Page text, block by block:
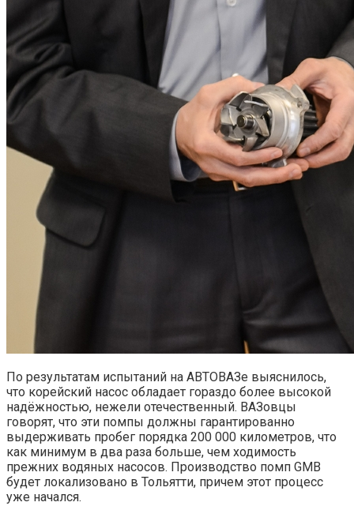
По результатам испытаний на АВТОВАЗе выяснилось,
что корейский насос обладает гораздо более высокой
надёжностью, нежели отечественный. ВАЗовцы
говорят, что эти помпы должны гарантированно
выдерживать пробег порядка 200 000 километров, что
как минимум в два раза больше, чем ходимость
прежних водяных насосов. Производство помп GMB
будет локализовано в Тольятти, причем этот процесс
уже начался.